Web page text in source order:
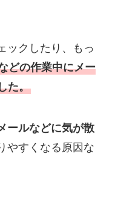
ックしたり、もっ
どの作業中にメー
た。
ールなどに気が散
やすくなる原因な